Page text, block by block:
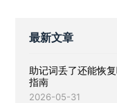
最新文章
助记词丢了还能恢
指南
2026-05-31